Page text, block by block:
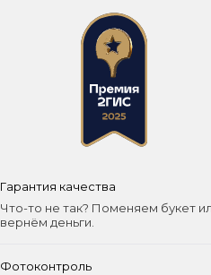
Гарантия качества
Что-то не так? Поменяем букет
вернём деньги.
Фотоконтроль